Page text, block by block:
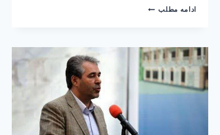
ادامه مطلب فراخوان
تمتع
۱۴۰۶
منتشر
شد